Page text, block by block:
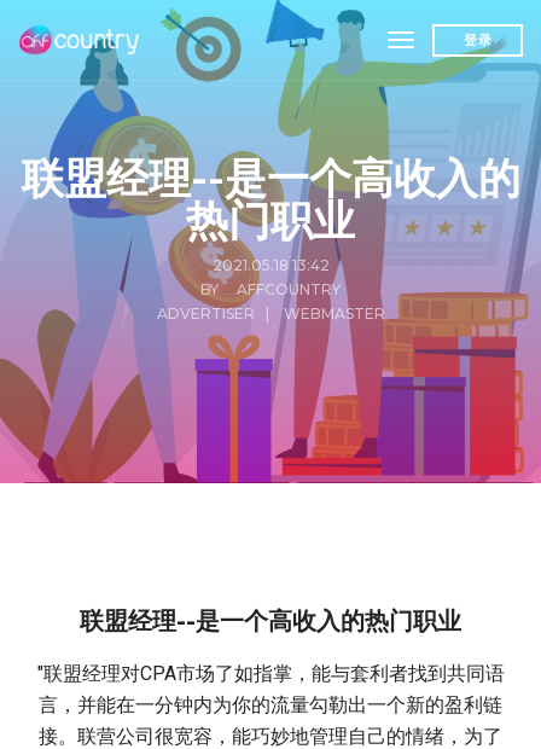
toggle登录
联盟经理--是一个高收入的
热门职业
2021.05.18 13:42
BY AFFCOUNTRY
ADVERTISER |WEBMASTER
联盟经理--是一个高收入的热门职业
"联盟经理对CPA市场了如指掌，能与套利者找到共同语
言，并能在一分钟内为你的流量勾勒出一个新的盈利链
接。联营公司很宽容，能巧妙地管理自己的情绪，为了